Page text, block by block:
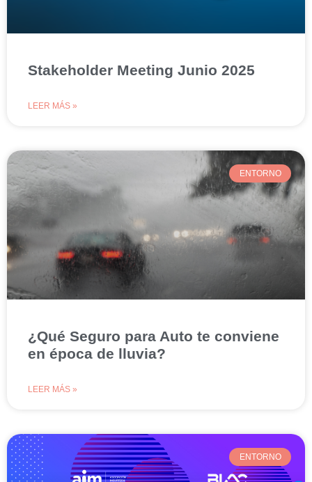
Stakeholder Meeting Junio 2025
LEER MÁS »
ENTORNO
¿Qué Seguro para Auto te conviene
en época de lluvia?
LEER MÁS »
ENTORNO